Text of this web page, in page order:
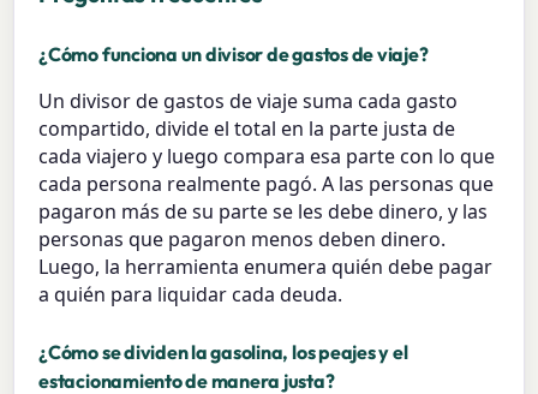
¿Cómo funciona un divisor de gastos de viaje?
Un divisor de gastos de viaje suma cada gasto
compartido, divide el total en la parte justa de
cada viajero y luego compara esa parte con lo que
cada persona realmente pagó. A las personas que
pagaron más de su parte se les debe dinero, y las
personas que pagaron menos deben dinero.
Luego, la herramienta enumera quién debe pagar
a quién para liquidar cada deuda.
¿Cómo se dividen la gasolina, los peajes y el
estacionamiento de manera justa?